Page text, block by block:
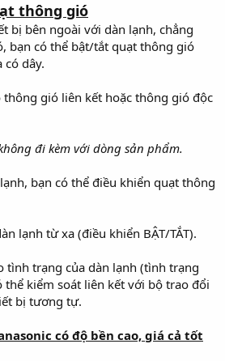
thông gió
bị bên ngoài với dàn lạnh, chẳng
bạn có thể bật/tắt quạt thông gió
dây.
thông gió liên kết hoặc thông gió độc
đi kèm với dòng sản phẩm.
bạn có thể điều khiển quạt thông
lạnh từ xa (điều khiển BẬT/TẮT).
tình trạng của dàn lạnh (tình trạng
thể kiểm soát liên kết với bộ trao đổi
bị tương tự.
có độ bền cao, giá cả tốt